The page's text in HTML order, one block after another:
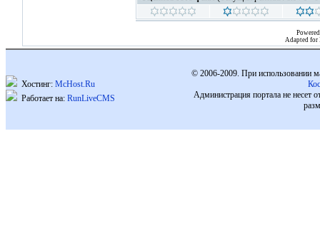
Adapted for
Хостинг: McHost.Ru
Работает на: RunLiveCMS
© 2006-2009. При использовании
Администрация портала не несет